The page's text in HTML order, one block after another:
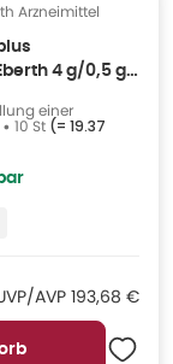
Arzneimittel
4 g/0,5 g
einer
• 10 St (= 19.37
AVP UVP/AVP
193,68 €